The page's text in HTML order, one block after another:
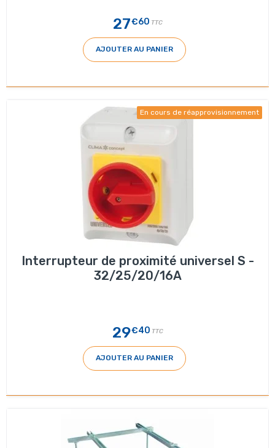
27€60 TTC
AJOUTER AU PANIER
En cours de réapprovisionnement
Interrupteur de proximité universel S -
32/25/20/16A
29€40 TTC
AJOUTER AU PANIER